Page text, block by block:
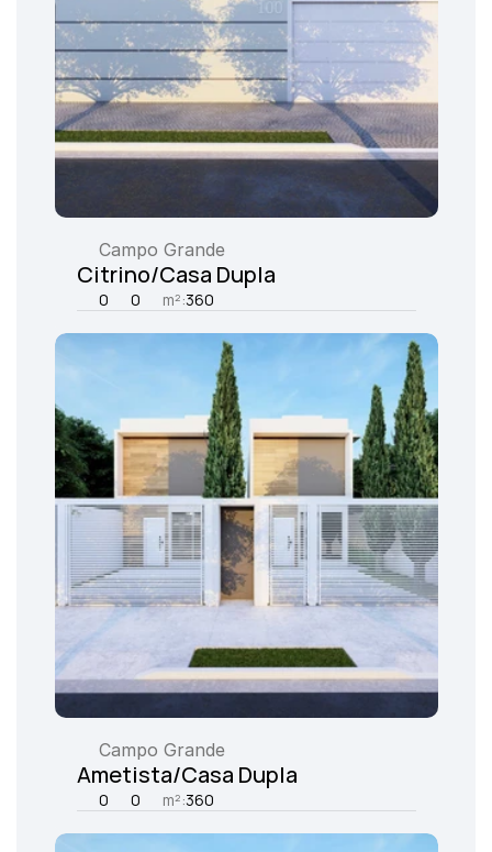
Campo Grande
Citrino/Casa Dupla
0 0 m²:360
Campo Grande
Ametista/Casa Dupla
0 0 m²:360